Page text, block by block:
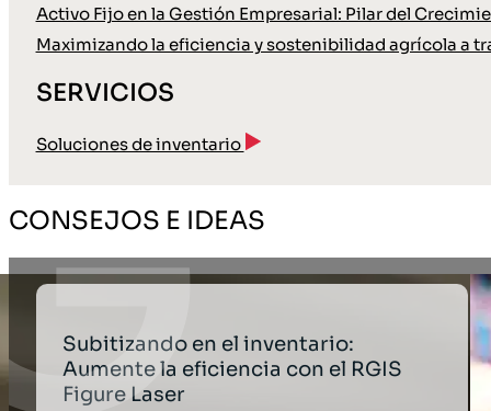
Activo Fijo en la Gestión Empresarial: Pilar del
Maximizando la eficiencia y sostenibilidad agrícola a
SERVICIOS
Soluciones de inventario
CONSEJOS E IDEAS
Subitizando en el inventario:
Aumente la eficiencia con el RGIS
Figure Laser